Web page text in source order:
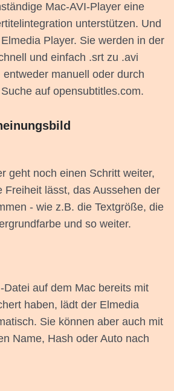
Mac-AVI-Player eine
unterstützen. Und
Player. Sie werden in der
und einfach .srt zu .avi
entweder manuell oder durch
auf opensubtitles.com.
geht noch einen Schritt weiter,
Freiheit lässt, das Aussehen der
- wie z.B. die Textgröße, die
und so weiter.
Datei auf dem Mac bereits mit
haben, lädt der Elmedia
Sie können aber auch mit
Name, Hash oder Auto nach